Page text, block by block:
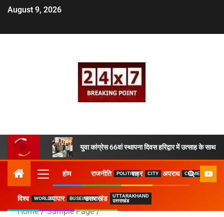
August 9, 2026
युवा कांग्रेस 66वां स्थापना दिवस हरिद्वार में उत्साह के साथ
होम राजनीति POLITICSशहर CITY अपराध CRIME
विश्व WORLDव्यापार BUSEINESSउत्तराखंड
UTTARAKHAND
उत्तराखंड
Home
Sample Page